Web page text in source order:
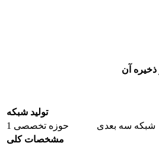
تولید شبکه
حوزه تخصصی 1
شبکه سه بعدی
مشخصات کلی